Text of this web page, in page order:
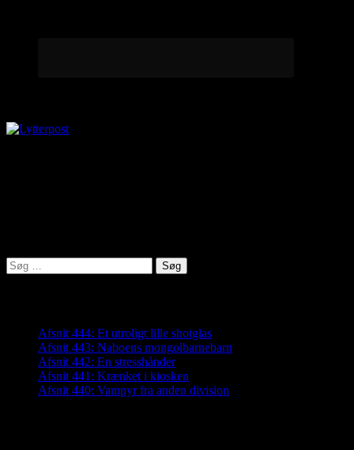
Søg
efter:
Afsnit 444: Et utroligt lille shotglas
Afsnit 443: Naboens mongolbarnebarn
Afsnit 442: En stresshånder
Afsnit 441: Krænket i kiosken
Afsnit 440: Vampyr fra anden division